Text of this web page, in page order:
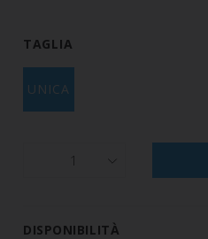
TAGLIA
UNICA
1
DISPONIBILITÀ